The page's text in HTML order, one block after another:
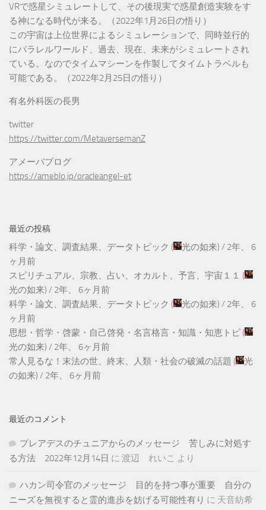
VRで惑星シミュレートして、その後現実で惑星創造実験をす
る神になる時代が来る。（2022年1月26日の悟り）
この宇宙は上位世界によるシミュレーションで、同時並行的
にパラレルワールド、過去、現在、未来がシミュレートされ
ている。なのでタイムマシーンを作製してタイムトラベルも
可能である。（2022年2月25日の悟り）
有名外科医の長男
twitter
https://twitter.com/MetaversemanZ
アメーバブログ
https://ameblo.jp/oracleangel-et
最近の投稿
科学・論文、調査結果、データトピック ( 光の如来) / 2年、 6
ヶ月前
スピリチュアル、宗教、占い、オカルト、予言、宇宙１１ (
光の如来) / 2年、 6ヶ月前
科学・論文、調査結果、データトピック ( 光の如来) / 2年、 6
ヶ月前
思想・哲学・啓蒙・自己啓発・名言格言・知識・知恵トピ (
光の如来) / 2年、 6ヶ月前
常人見るな！末法の世、終末、人類・社会の破滅の話題 (
光
の如来) / 2年、 6ヶ月前
最近のコメント
プレアデスのチュニアからのメッセージ 苦しみに対処す
る方法 2022年12月14日 に 渡辺 れいこ より
ハカン司令官のメッセージ 目的を持つ事が重要 自分の
ニーズを無視すると霊的進歩を妨げる可能性有り に 天音紡希